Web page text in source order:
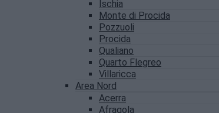
Ischia
Monte di Procida
Pozzuoli
Procida
Qualiano
Quarto Flegreo
Villaricca
Area Nord
Acerra
Afragola